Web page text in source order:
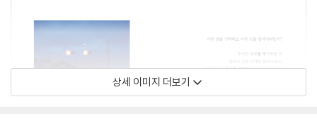
상세 이미지 더보기